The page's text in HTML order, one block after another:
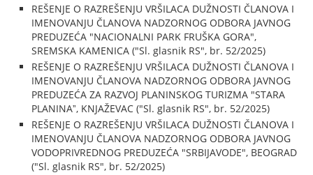
REŠENJE O RAZREŠENJU VRŠILACA DUŽNOSTI ČLANOVA I
IMENOVANJU ČLANOVA NADZORNOG ODBORA JAVNOG
PREDUZEĆA "NACIONALNI PARK FRUŠKA GORA",
SREMSKA KAMENICA ("Sl. glasnik RS", br. 52/2025)
REŠENJE O RAZREŠENJU VRŠILACA DUŽNOSTI ČLANOVA I
IMENOVANJU ČLANOVA NADZORNOG ODBORA JAVNOG
PREDUZEĆA ZA RAZVOJ PLANINSKOG TURIZMA "STARA
PLANINAˮ, KNJAŽEVAC ("Sl. glasnik RS", br. 52/2025)
REŠENJE O RAZREŠENJU VRŠILACA DUŽNOSTI ČLANOVA I
IMENOVANJU ČLANOVA NADZORNOG ODBORA JAVNOG
VODOPRIVREDNOG PREDUZEĆA "SRBIJAVODE", BEOGRAD
("Sl. glasnik RS", br. 52/2025)